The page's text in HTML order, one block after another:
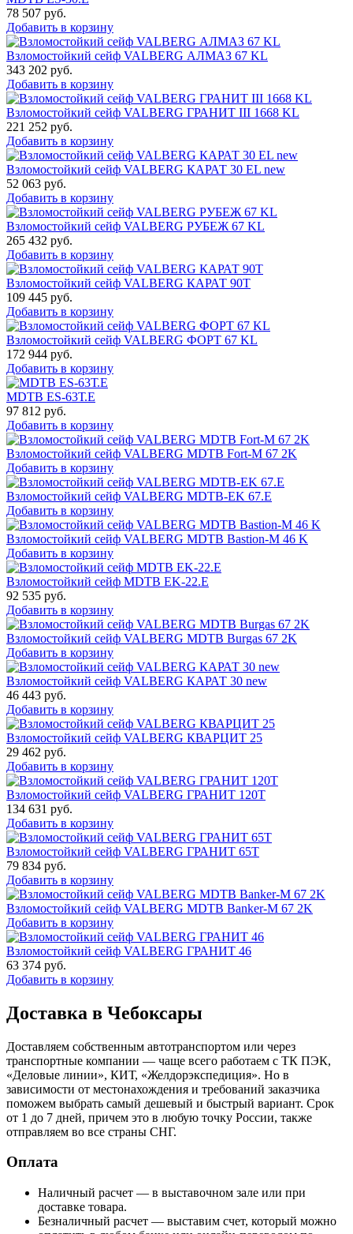
78 507 руб.
Добавить в корзину
Взломостойкий сейф VALBERG АЛМАЗ 67 KL
343 202 руб.
Добавить в корзину
Взломостойкий сейф VALBERG ГРАНИТ III 1668 KL
221 252 руб.
Добавить в корзину
Взломостойкий сейф VALBERG КАРАТ 30 EL new
52 063 руб.
Добавить в корзину
Взломостойкий сейф VALBERG РУБЕЖ 67 KL
265 432 руб.
Добавить в корзину
Взломостойкий сейф VALBERG КАРАТ 90T
109 445 руб.
Добавить в корзину
Взломостойкий сейф VALBERG ФОРТ 67 KL
172 944 руб.
Добавить в корзину
MDTB ES-63Т.Е
97 812 руб.
Добавить в корзину
Взломостойкий сейф VALBERG MDTB Fort-M 67 2K
Добавить в корзину
Взломостойкий сейф VALBERG MDTB-EK 67.E
Добавить в корзину
Взломостойкий сейф VALBERG MDTB Bastion-M 46 K
Добавить в корзину
Взломостойкий сейф MDTB EK-22.E
92 535 руб.
Добавить в корзину
Взломостойкий сейф VALBERG MDTB Burgas 67 2K
Добавить в корзину
Взломостойкий сейф VALBERG КАРАТ 30 new
46 443 руб.
Добавить в корзину
Взломостойкий сейф VALBERG КВАРЦИТ 25
29 462 руб.
Добавить в корзину
Взломостойкий сейф VALBERG ГРАНИТ 120Т
134 631 руб.
Добавить в корзину
Взломостойкий сейф VALBERG ГРАНИТ 65Т
79 834 руб.
Добавить в корзину
Взломостойкий сейф VALBERG MDTB Banker-M 67 2K
Добавить в корзину
Взломостойкий сейф VALBERG ГРАНИТ 46
63 374 руб.
Добавить в корзину
Доставка в Чебоксары
Доставляем собственным автотранспортом или через
транспортные компании — чаще всего работаем с ТК ПЭК,
«Деловые линии», КИТ, «Желдорэкспедиция». Но в
зависимости от местонахождения и требований заказчика
поможем выбрать самый дешевый и быстрый вариант. Срок
от 1 до 7 дней, причем это в любую точку России, также
отправляем во все страны СНГ.
Оплата
Наличный расчет — в выставочном зале или при
доставке товара.
Безналичный расчет — выставим счет, который можно